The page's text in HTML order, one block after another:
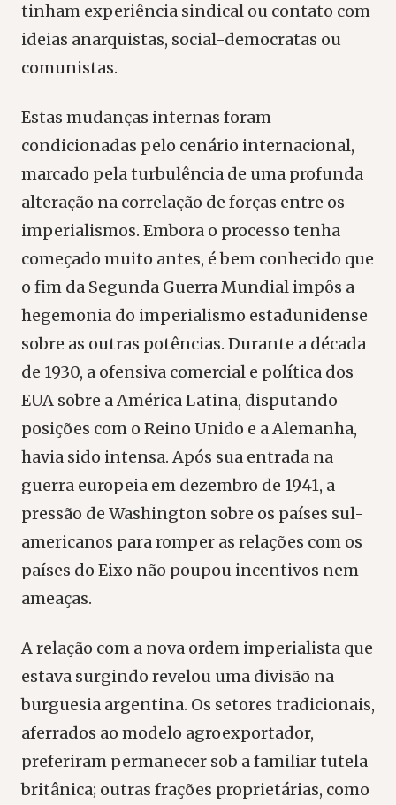
tinham experiência sindical ou contato com
ideias anarquistas, social-democratas ou
comunistas.
Estas mudanças internas foram
condicionadas pelo cenário internacional,
marcado pela turbulência de uma profunda
alteração na correlação de forças entre os
imperialismos. Embora o processo tenha
começado muito antes, é bem conhecido que
o fim da Segunda Guerra Mundial impôs a
hegemonia do imperialismo estadunidense
sobre as outras potências. Durante a década
de 1930, a ofensiva comercial e política dos
EUA sobre a América Latina, disputando
posições com o Reino Unido e a Alemanha,
havia sido intensa. Após sua entrada na
guerra europeia em dezembro de 1941, a
pressão de Washington sobre os países sul-
americanos para romper as relações com os
países do Eixo não poupou incentivos nem
ameaças.
A relação com a nova ordem imperialista que
estava surgindo revelou uma divisão na
burguesia argentina. Os setores tradicionais,
aferrados ao modelo agroexportador,
preferiram permanecer sob a familiar tutela
britânica; outras frações proprietárias, como